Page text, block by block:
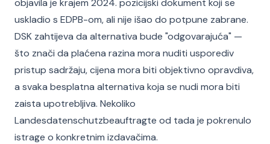
objavila je krajem 2024. pozicijski dokument koji se
uskladio s EDPB-om, ali nije išao do potpune zabrane.
DSK zahtijeva da alternativa bude "odgovarajuća" —
što znači da plaćena razina mora nuditi usporediv
pristup sadržaju, cijena mora biti objektivno opravdiva,
a svaka besplatna alternativa koja se nudi mora biti
zaista upotrebljiva. Nekoliko
Landesdatenschutzbeauftragte od tada je pokrenulo
istrage o konkretnim izdavačima.